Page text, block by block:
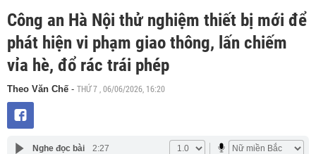
Công an Hà Nội thử nghiệm thiết bị mới để
phát hiện vi phạm giao thông, lấn chiếm
vỉa hè, đổ rác trái phép
Theo Văn Chế - THỨ 7 , 06/06/2026, 16:20
Nghe đọc bài 2:27